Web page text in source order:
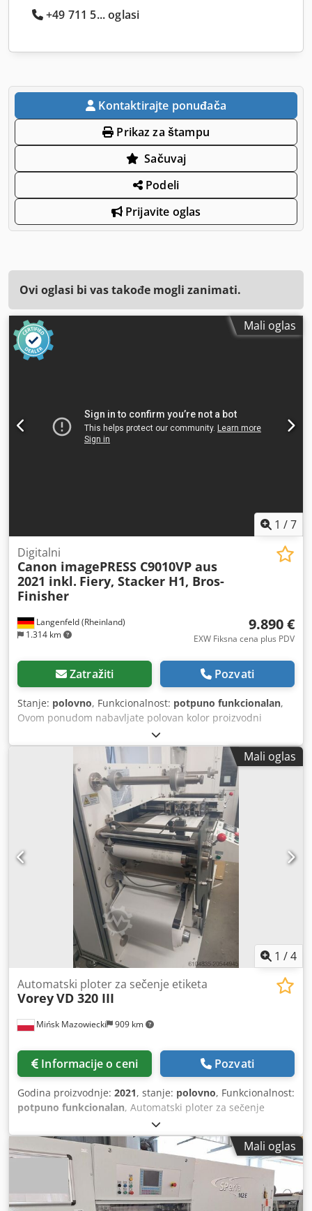
+49 711 5... oglasi
Kontaktirajte ponuđača
Prikaz za štampu
Sačuvaj
Podeli
Prijavite oglas
Ovi oglasi bi vas takođe mogli zanimati.
Mali oglas
1 /7
Langenfeld (Rheinland)
1.314 km
Digitalni
Canon imagePRESS C9010VP aus
2021 inkl. Fiery, Stacker H1, Bros-
Finisher
9.890 €
EXW Fiksna cena plus PDV
Zatražiti Pozvati
Stanje: polovno, Funkcionalnost: potpuno funkcionalan,
Ovom ponudom nabavljate polovan kolor proizvodni
sistem "Canon imagePRESS C9010 VP". Predmet prodaje: 1
x Canon imagePRESS C9010 VP sa sledećom opremom: -
uključuje Prisma Controller ili Fiery Controller - uključuje
brošura finišer N2 - uključuje POD Deck D1 Brojači:
Dkedpeu Ecl Eefx Ahvor Ukupno: oko 1.880.920 stranica
Stanje: Ovaj oglas se odnosi na polovnu opremu koja može
imati tragove korišćenja (manje ogrebotine ili žućkaste
tonove). Uređaj je testiran na funkcionalnost. Testni otisak
možete videti na fotografiji. Pakovanje i isporuka: Uređaj
možete pogledati tokom naših radnih sati. Molimo Vas da
unapred zakažete termin! Morsko-otporna ambalaža i
isporuka širom sveta dostupni na zahtev! Pre slanja ili
preuzimanja, funkcionalnost uređaja će biti proverena i
snimljena na video. Za dodatne informacije možete nas
lično kontaktirati.
Mali oglas
1 /4
Mińsk Mazowiecki 909 km
Automatski ploter za sečenje etiketa
VoreyVD 320 III
Informacije o ceni Pozvati
Godina proizvodnje: 2021, stanje: polovno, Funkcionalnost:
potpuno funkcionalan, Automatski ploter za sečenje
etiketa i nalepnica sa rolne VD 320 III Veoma malo korišćen
Uređaj je opremljen sa 4 sečene glave Integrisani sistem
vođica za traku garantuje pravo vođenje tokom celokupnog
procesa sečenja Elektromagnetna (prašinska) kočnica na
odmataču i namotavačima osigurava konstantnu
zategnutost, sa elektronskom regulacijom Hladna
Mali oglas